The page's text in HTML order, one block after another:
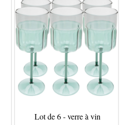
Lot de 6 - verre à vin